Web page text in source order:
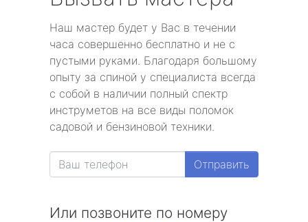
Наш мастер будет у Вас в течении
часа совершенно бесплатно и не с
пустыми руками. Благодаря большому
опыту за спиной у специалиста всегда
с собой в наличии полный спектр
инструметов на все виды поломок
садовой и бензиновой техники.
Отправить
Или позвоните по номеру